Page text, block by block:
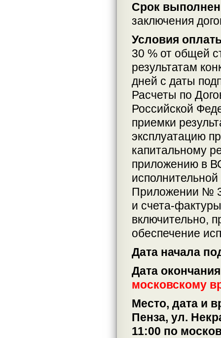
Срок
заключения
Условия
30 % от общей
результатам
дней с даты
Расчеты по
Российской
приемки
эксплуатацию
капитальному
приложению в
Приложении № 3
и счета-
включительно,
обеспечение
Дата начала
Дата
московскому
Место, дата и
Пенза, ул.
11:00 по